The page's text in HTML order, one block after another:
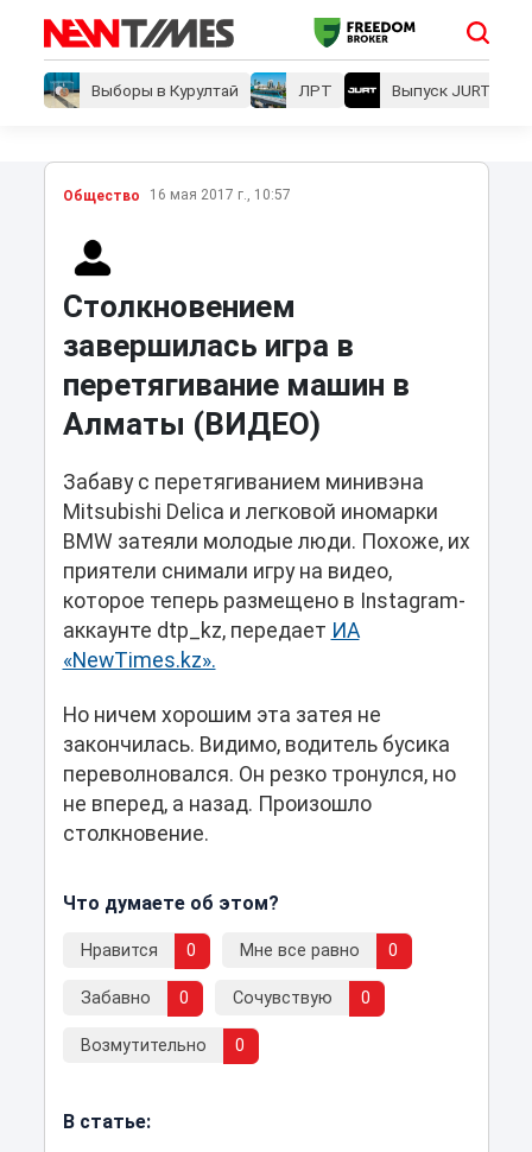
Выборы в Курултай ЛРТ Выпуск JURT
Общество 16 мая 2017 г., 10:57
Столкновением
завершилась игра в
перетягивание машин в
Алматы (ВИДЕО)
Забаву с перетягиванием минивэна
Mitsubishi Delica и легковой иномарки
BMW затеяли молодые люди. Похоже, их
приятели снимали игру на видео,
которое теперь размещено в Instagram-
аккаунте dtp_kz, передает ИА
«NewTimes.kz».
Но ничем хорошим эта затея не
закончилась. Видимо, водитель бусика
переволновался. Он резко тронулся, но
не вперед, а назад. Произошло
столкновение.
Что думаете об этом?
Нравится 0 Мне все равно 0
Забавно 0 Сочувствую 0
Возмутительно 0
В статье: